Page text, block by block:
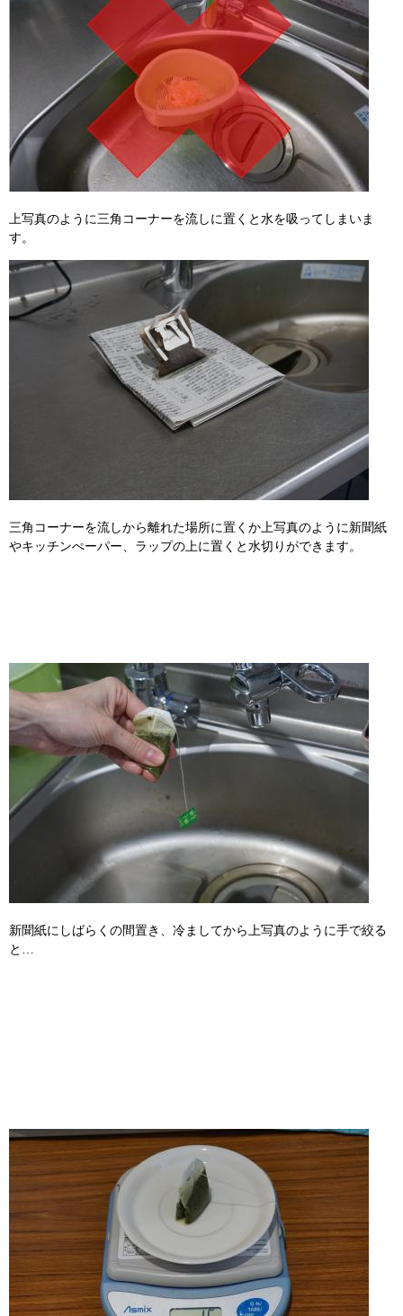
上写真のように三角コーナーを流しに置くと水を吸ってしまいま
す。
三角コーナーを流しから離れた場所に置くか上写真のように新聞紙
やキッチンぺーパー、ラップの上に置くと水切りができます。
新聞紙にしばらくの間置き、冷ましてから上写真のように手で絞る
と…